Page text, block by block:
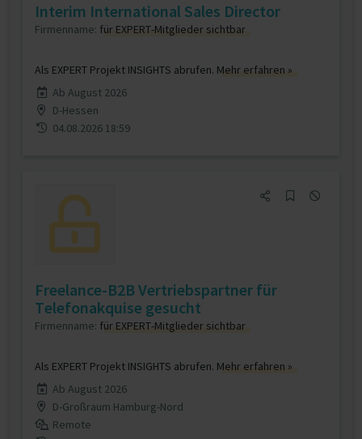
Interim International Sales Director
Firmenname: für EXPERT-Mitglieder sichtbar
Als EXPERT Projekt INSIGHTS abrufen. Mehr erfahren »
Ab August 2026
D-Hessen
04.08.2026 18:59
Freelance-B2B Vertriebspartner für
Telefonakquise gesucht
Firmenname: für EXPERT-Mitglieder sichtbar
Als EXPERT Projekt INSIGHTS abrufen. Mehr erfahren »
Ab August 2026
D-Großraum Hamburg-Nord
Remote